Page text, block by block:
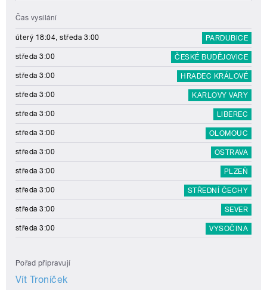
Čas vysílání
úterý 18:04, středa 3:00 PARDUBICE
středa 3:00 ČESKÉ BUDĚJOVICE
středa 3:00 HRADEC KRÁLOVÉ
středa 3:00 KARLOVY VARY
středa 3:00 LIBEREC
středa 3:00 OLOMOUC
středa 3:00 OSTRAVA
středa 3:00 PLZEŇ
středa 3:00 STŘEDNÍ ČECHY
středa 3:00 SEVER
středa 3:00 VYSOČINA
Pořad připravují
Vít Troníček